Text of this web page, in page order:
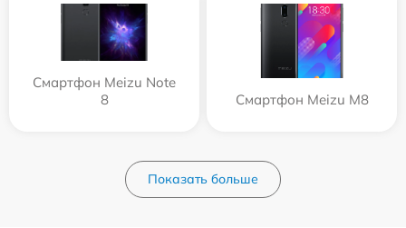
Смартфон Meizu Note
8
Смартфон Meizu M8
Показать больше